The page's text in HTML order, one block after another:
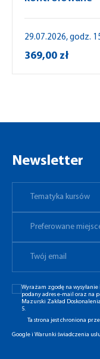
29.07.2026, godz.
369,00 zł
Newsletter
Tematyka kursów
Preferowane
Wyrażam zgodę na
podany adres e-mail oraz na
Mazurski Zakład
5.
Ta strona jest chroniona
Googlei Warunki świadczenia